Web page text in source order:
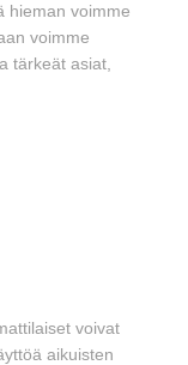
hieman voimme
voimme
tärkeät asiat,
voivat
aikuisten